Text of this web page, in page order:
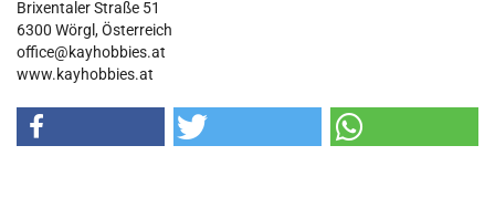
Brixentaler Straße 51
6300 Wörgl, Österreich
office@kayhobbies.at
www.kayhobbies.at